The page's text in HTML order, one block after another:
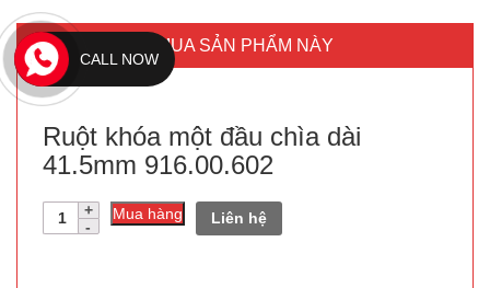
MUA SẢN PHẨM NÀY
Ruột khóa một đầu chìa dài
41.5mm 916.00.602
Số
lượng
Mua hàng Liên hệ
CALL NOW